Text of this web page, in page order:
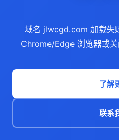
域名 jlwcgd.com 加载失
Chrome/Edge 浏览器或关
了解
联系